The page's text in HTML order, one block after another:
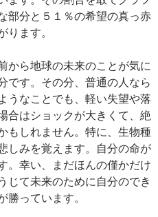
部分と５１％の希望の真っ赤
ります。
から地球の未来のことが気に
です。その分、普通の人なら
うなことでも、軽い失望や落
合はショックが大きくて、絶
もしれません。特に、生物種
しみを覚えます。自分の命が
。幸い、まだほんの僅かだけ
じて未来のために自分のでき
勝っています。